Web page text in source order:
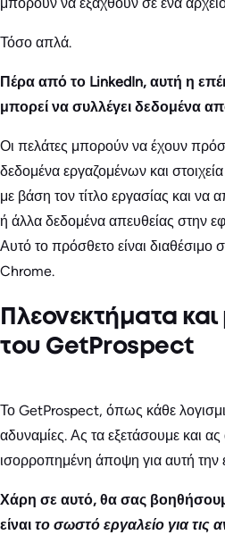
Τόσο απλά.
Πέρα από το LinkedIn, αυτή η
μπορεί να συλλέγει δεδομένα
Οι πελάτες μπορούν να έχουν
δεδομένα εργαζομένων και
με βάση τον τίτλο εργασίας και να
ή άλλα δεδομένα απευθείας στην
Αυτό το πρόσθετο είναι διαθέσιμο
Chrome.
Πλεονεκτήματα
του GetProspect
Το GetProspect, όπως κάθε
αδυναμίες. Ας τα εξετάσουμε και
ισορροπημένη άποψη για αυτή την
Χάρη σε αυτό, θα σας
είναι το σωστό εργαλείο για τις